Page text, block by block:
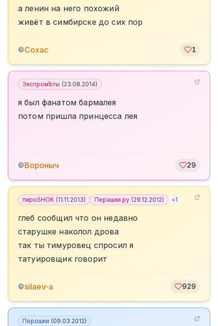
а ленин на него похожий
живёт в симбирске до сих пор
©Сохас 1
ЭкспромЪты (23.08.2014)
я был фанатом бармалея
потом пришла принцесса лея
©Вороныч 29
пироSHOK (11.11.2013) Перашки.ру (29.12.2012) +1
глеб сообщил что он недавно
старушке наколол дрова
так ты тимуровец спросил я
татуировщик говорит
©silaev-a 929
Порошки (09.03.2012)